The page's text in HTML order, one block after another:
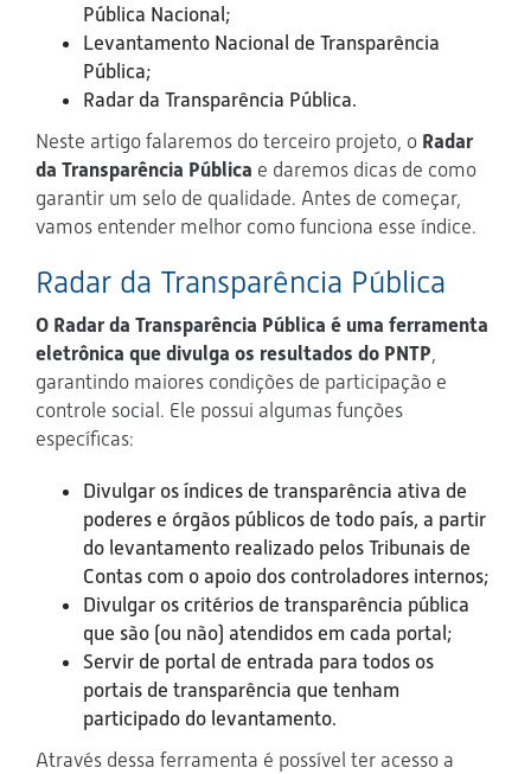
Pública Nacional;
Levantamento Nacional de Transparência
Pública;
Radar da Transparência Pública.
Neste artigo falaremos do terceiro projeto, o Radar
da Transparência Pública e daremos dicas de como
garantir um selo de qualidade. Antes de começar,
vamos entender melhor como funciona esse índice.
Radar da Transparência Pública
O Radar da Transparência Pública é uma ferramenta
eletrônica que divulga os resultados do PNTP,
garantindo maiores condições de participação e
controle social. Ele possui algumas funções
específicas:
Divulgar os índices de transparência ativa de
poderes e órgãos públicos de todo país, a partir
do levantamento realizado pelos Tribunais de
Contas com o apoio dos controladores internos;
Divulgar os critérios de transparência pública
que são (ou não) atendidos em cada portal;
Servir de portal de entrada para todos os
portais de transparência que tenham
participado do levantamento.
Através dessa ferramenta é possível ter acesso a